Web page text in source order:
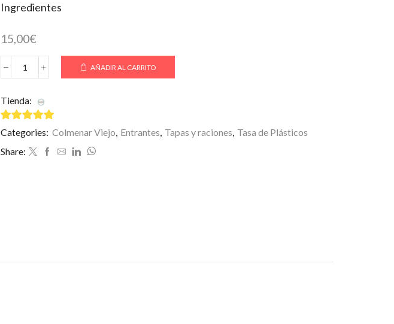
Ingredientes
15,00€
TORTILLA
PATATAS
–
Entera
cantidad
AÑADIR AL CARRITO
Tienda:
5de 5
Categories: Colmenar Viejo, Entrantes, Tapas y raciones, Tasa de Plásticos
Share: